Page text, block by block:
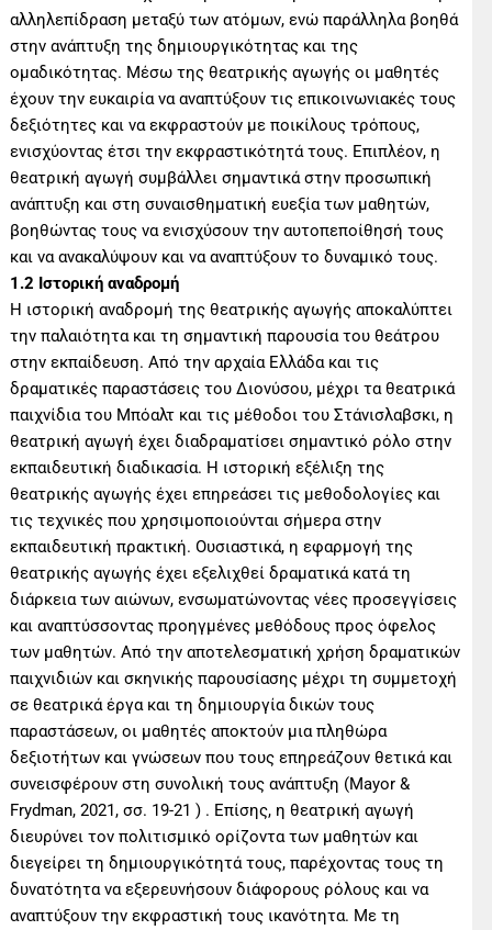
αλληλεπίδραση μεταξύ των ατόμων, ενώ παράλληλα βοηθά
στην ανάπτυξη της δημιουργικότητας και της
ομαδικότητας. Μέσω της θεατρικής αγωγής οι μαθητές
έχουν την ευκαιρία να αναπτύξουν τις επικοινωνιακές τους
δεξιότητες και να εκφραστούν με ποικίλους τρόπους,
ενισχύοντας έτσι την εκφραστικότητά τους. Επιπλέον, η
θεατρική αγωγή συμβάλλει σημαντικά στην προσωπική
ανάπτυξη και στη συναισθηματική ευεξία των μαθητών,
βοηθώντας τους να ενισχύσουν την αυτοπεποίθησή τους
και να ανακαλύψουν και να αναπτύξουν το δυναμικό τους.
1.2 Ιστορική αναδρομή
Η ιστορική αναδρομή της θεατρικής αγωγής αποκαλύπτει
την παλαιότητα και τη σημαντική παρουσία του θεάτρου
στην εκπαίδευση. Από την αρχαία Ελλάδα και τις
δραματικές παραστάσεις του Διονύσου, μέχρι τα θεατρικά
παιχνίδια του Μπόαλτ και τις μέθοδοι του Στάνισλαβσκι, η
θεατρική αγωγή έχει διαδραματίσει σημαντικό ρόλο στην
εκπαιδευτική διαδικασία. Η ιστορική εξέλιξη της
θεατρικής αγωγής έχει επηρεάσει τις μεθοδολογίες και
τις τεχνικές που χρησιμοποιούνται σήμερα στην
εκπαιδευτική πρακτική. Ουσιαστικά, η εφαρμογή της
θεατρικής αγωγής έχει εξελιχθεί δραματικά κατά τη
διάρκεια των αιώνων, ενσωματώνοντας νέες προσεγγίσεις
και αναπτύσσοντας προηγμένες μεθόδους προς όφελος
των μαθητών. Από την αποτελεσματική χρήση δραματικών
παιχνιδιών και σκηνικής παρουσίασης μέχρι τη συμμετοχή
σε θεατρικά έργα και τη δημιουργία δικών τους
παραστάσεων, οι μαθητές αποκτούν μια πληθώρα
δεξιοτήτων και γνώσεων που τους επηρεάζουν θετικά και
συνεισφέρουν στη συνολική τους ανάπτυξη (Mayor &
Frydman, 2021, σσ. 19-21 ) . Επίσης, η θεατρική αγωγή
διευρύνει τον πολιτισμικό ορίζοντα των μαθητών και
διεγείρει τη δημιουργικότητά τους, παρέχοντας τους τη
δυνατότητα να εξερευνήσουν διάφορους ρόλους και να
αναπτύξουν την εκφραστική τους ικανότητα. Με τη